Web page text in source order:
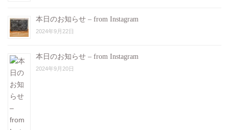
本日のお知らせ – from Instagram
2024年9月22日
本日のお知らせ – from Instagram
2024年9月20日